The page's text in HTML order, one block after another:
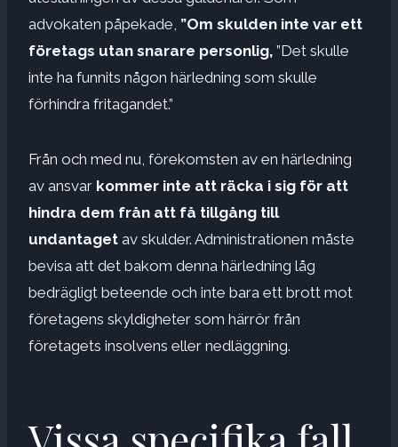
advokaten påpekade, ”Om skulden inte var ett
företags utan snarare personlig, ”Det skulle
inte ha funnits någon härledning som skulle
förhindra fritagandet.”
Från och med nu, förekomsten av en härledning
av ansvar kommer inte att räcka i sig för att
hindra dem från att få tillgång till
undantaget av skulder. Administrationen måste
bevisa att det bakom denna härledning låg
bedrägligt beteende och inte bara ett brott mot
företagens skyldigheter som härrör från
företagets insolvens eller nedläggning.